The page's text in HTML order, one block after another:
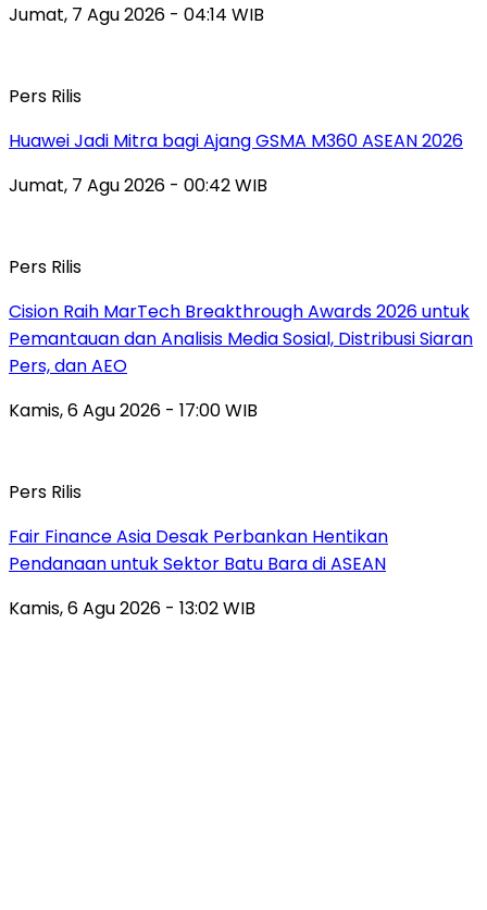
Jumat, 7 Agu 2026 - 04:14 WIB
Pers Rilis
Huawei Jadi Mitra bagi Ajang GSMA M360 ASEAN 2026
Jumat, 7 Agu 2026 - 00:42 WIB
Pers Rilis
Cision Raih MarTech Breakthrough Awards 2026 untuk
Pemantauan dan Analisis Media Sosial, Distribusi Siaran
Pers, dan AEO
Kamis, 6 Agu 2026 - 17:00 WIB
Pers Rilis
Fair Finance Asia Desak Perbankan Hentikan
Pendanaan untuk Sektor Batu Bara di ASEAN
Kamis, 6 Agu 2026 - 13:02 WIB